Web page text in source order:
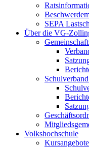
SEPA
Über die VG-
Volkshochschule
Kursangebote